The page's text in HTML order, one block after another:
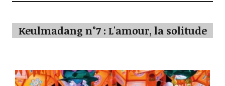
Keulmadang n°7 : L'amour, la solitude